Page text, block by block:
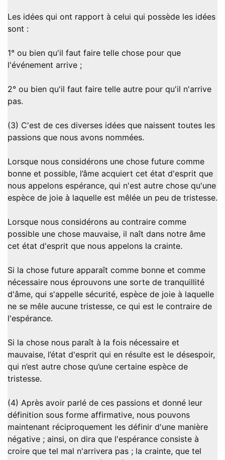
Les idées qui ont rapport à celui qui possède les idées
sont :
1° ou bien qu'il faut faire telle chose pour que
l'événement arrive ;
2° ou bien qu'il faut faire telle autre pour qu'il n'arrive
pas.
(3) C'est de ces diverses idées que naissent toutes les
passions que nous avons nommées.
Lorsque nous considérons une chose future comme
bonne et possible, l’âme acquiert cet état d'esprit que
nous appelons espérance, qui n'est autre chose qu'une
espèce de joie à laquelle est mêlée un peu de tristesse.
Lorsque nous considérons au contraire comme
possible une chose mauvaise, il naît dans notre âme
cet état d'esprit que nous appelons la crainte.
Si la chose future apparaît comme bonne et comme
nécessaire nous éprouvons une sorte de tranquillité
d'âme, qui s'appelle sécurité, espèce de joie à laquelle
ne se mêle aucune tristesse, ce qui est le contraire de
l'espérance.
Si la chose nous paraît à la fois nécessaire et
mauvaise, l’état d'esprit qui en résulte est le désespoir,
qui n’est autre chose qu’une certaine espèce de
tristesse.
(4) Après avoir parlé de ces passions et donné leur
définition sous forme affirmative, nous pouvons
maintenant réciproquement les définir d'une manière
négative ; ainsi, on dira que l'espérance consiste à
croire que tel mal n'arrivera pas ; la crainte, que tel